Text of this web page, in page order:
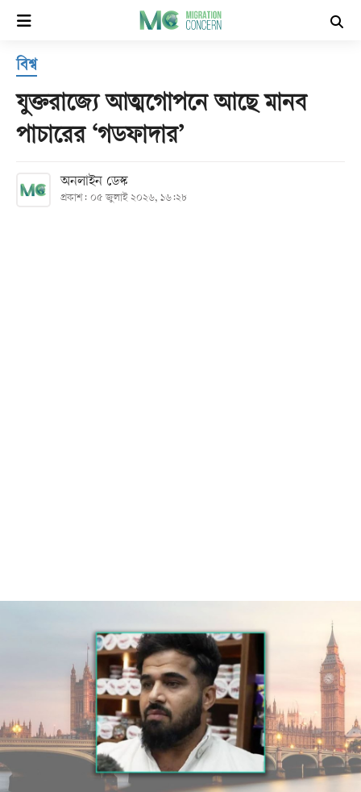
হোম
সর্বশেষ
বিভাগ
বিশ্ব
যুক্তরাজ্যে আত্মগোপনে আছে মানব
পাচারের ‘গডফাদার’
অনলাইন ডেস্ক
প্রকাশ: ০৫ জুলাই ২০২৬, ১৬:২৮